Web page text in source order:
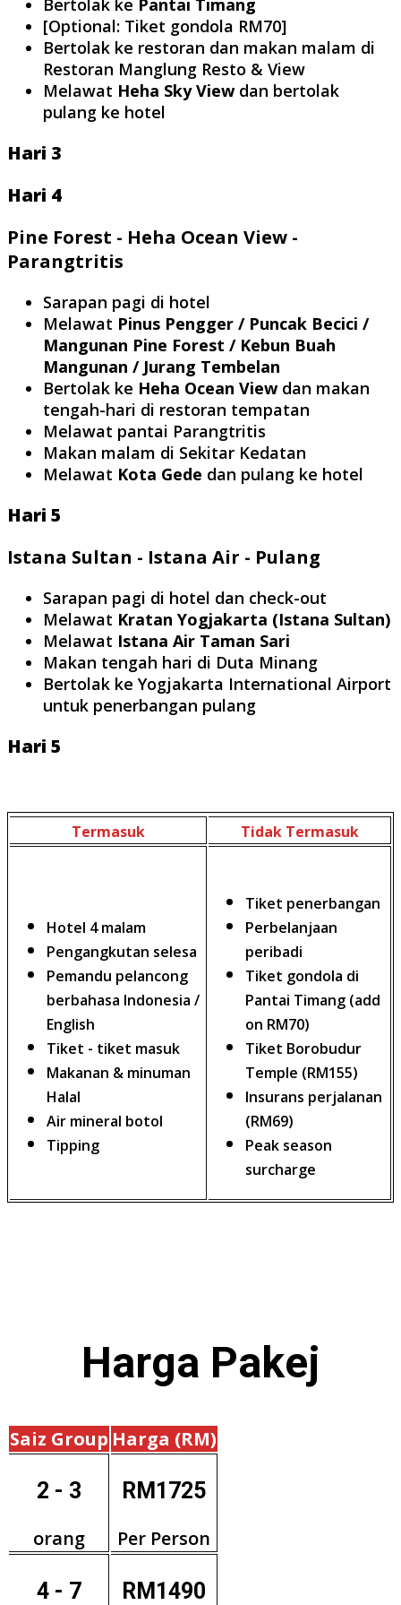
Bertolak ke Pantai Timang
[Optional: Tiket gondola RM70]
Bertolak ke restoran dan makan malam di
Restoran Manglung Resto & View
Melawat Heha Sky Viewdan bertolak
pulang ke hotel
Hari 3
Hari 4
Pine Forest - Heha Ocean View -
Parangtritis
Sarapan pagi di hotel
Melawat Pinus Pengger / Puncak Becici /
Mangunan Pine Forest / Kebun Buah
Mangunan / Jurang Tembelan
Bertolak ke Heha Ocean Viewdan makan
tengah-hari di restoran tempatan
Melawat pantai Parangtritis
Makan malam di Sekitar Kedatan
Melawat Kota Gede dan pulang ke hotel
Hari 5
Istana Sultan - Istana Air - Pulang
Sarapan pagi di hotel dan check-out
Melawat Kratan Yogjakarta (Istana Sultan)
Melawat Istana Air Taman Sari
Makan tengah hari di Duta Minang
Bertolak ke Yogjakarta International Airport
untuk penerbangan pulang
Hari 5
Termasuk Tidak Termasuk
Hotel 4 malam
Pengangkutan selesa
Pemandu pelancong
berbahasa Indonesia /
English
Tiket - tiket masuk
Makanan & minuman
Halal
Air mineral botol
Tipping
Tiket penerbangan
Perbelanjaan
peribadi
Tiket gondola di
Pantai Timang (add
on RM70)
Tiket Borobudur
Temple (RM155)
Insurans perjalanan
(RM69)
Peak season
surcharge
Harga Pakej
Saiz Group Harga (RM)
2 - 3
orang
RM1725
Per Person
4 - 7 RM1490